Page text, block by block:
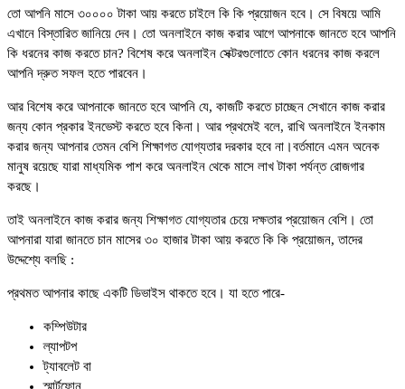
তো আপনি মাসে ৩০০০০ টাকা আয় করতে চাইলে কি কি প্রয়োজন হবে। সে বিষয়ে আমি
এখানে বিস্তারিত জানিয়ে দেব। তো অনলাইনে কাজ করার আগে আপনাকে জানতে হবে আপনি
কি ধরনের কাজ করতে চান? বিশেষ করে অনলাইন সেক্টরগুলোতে কোন ধরনের কাজ করলে
আপনি দ্রুত সফল হতে পারবেন।
আর বিশেষ করে আপনাকে জানতে হবে আপনি যে, কাজটি করতে চাচ্ছেন সেখানে কাজ করার
জন্য কোন প্রকার ইনভেস্ট করতে হবে কিনা। আর প্রথমেই বলে, রাখি অনলাইনে ইনকাম
করার জন্য আপনার তেমন বেশি শিক্ষাগত যোগ্যতার দরকার হবে না।বর্তমানে এমন অনেক
মানুষ রয়েছে যারা মাধ্যমিক পাশ করে অনলাইন থেকে মাসে লাখ টাকা পর্যন্ত রোজগার
করছে।
তাই অনলাইনে কাজ করার জন্য শিক্ষাগত যোগ্যতার চেয়ে দক্ষতার প্রয়োজন বেশি। তো
আপনারা যারা জানতে চান মাসের ৩০ হাজার টাকা আয় করতে কি কি প্রয়োজন, তাদের
উদ্দেশ্যে বলছি :
প্রথমত আপনার কাছে একটি ডিভাইস থাকতে হবে। যা হতে পারে-
কম্পিউটার
ল্যাপটপ
ট্যাবলেট বা